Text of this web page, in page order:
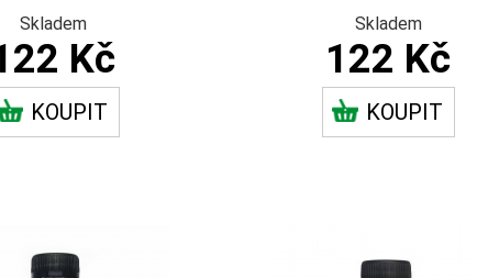
Skladem
Kč
KOUPIT
Skladem
122 Kč
KOUPIT